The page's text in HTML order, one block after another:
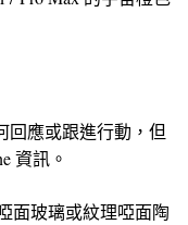
回應或跟進行動，但
資訊。
面玻璃或紋理啞面陶